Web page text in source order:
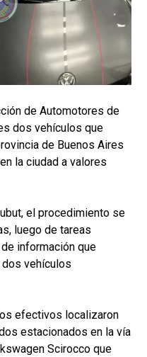
de Automotores de
dos vehículos que
de Buenos Aires
la ciudad a valores
el procedimiento se
luego de tareas
información que
vehículos
efectivos localizaron
estacionados en la vía
Scirocco que